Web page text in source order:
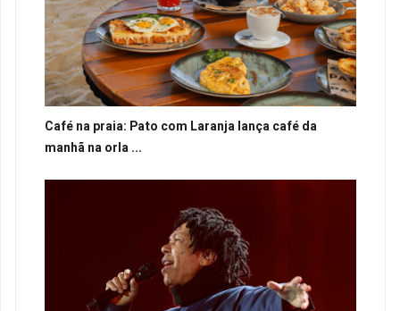
Café na praia: Pato com Laranja lança café da
manhã na orla ...